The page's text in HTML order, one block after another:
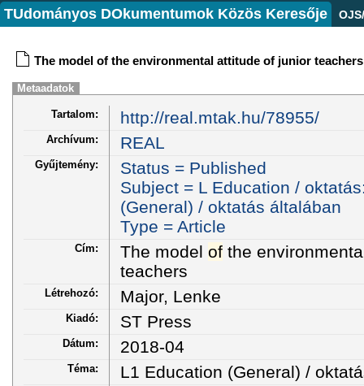
TUdományos DOkumentumok Közös Keresője
The model of the environmental attitude of junior teachers
Metaadatok
Tartalom: http://real.mtak.hu/78955/
Archívum: REAL
Gyűjtemény:
Status = Published
Subject = L Education /
(General) / oktatás általában
Type = Article
Cím: The model ofthe
teachers
Létrehozó: Major, Lenke
Kiadó: ST Press
Dátum: 2018-04
Téma: L1 Education (General) /